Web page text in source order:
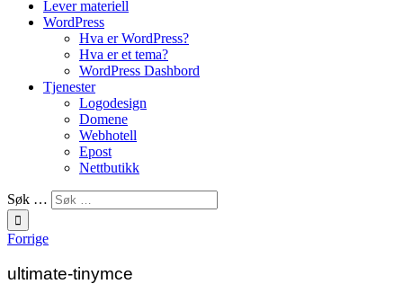
Lever materiell
WordPress
Hva er WordPress?
Hva er et tema?
WordPress Dashbord
Tjenester
Logodesign
Domene
Webhotell
Epost
Nettbutikk
Søk …
Forrige
ultimate-tinymce